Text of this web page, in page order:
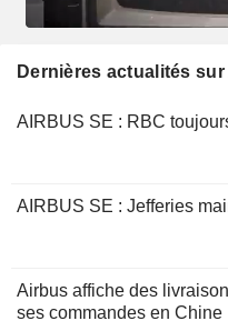
Dernières actualités
AIRBUS SE : RBC
AIRBUS SE : Jefferies
Airbus affiche des
ses commandes en Chine